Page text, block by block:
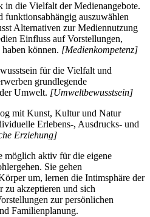
die Vielfalt der Medienangebote.
funktionsabhängig auszuwählen
Alternativen zur Mediennutzung
Einfluss auf Vorstellungen,
können. [Medienkompetenz]
für die Vielfalt und
grundlegende
Umwelt. [Umweltbewusstsein]
mit Kunst, Kultur und Natur
Erlebens-, Ausdrucks- und
Erziehung]
möglich aktiv für die eigene
Sie gehen
um, lernen die Intimsphäre der
zu akzeptieren und sich
zur persönlichen
Familienplanung.